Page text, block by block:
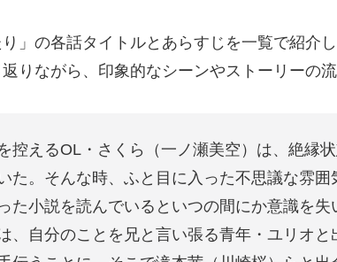
り」の各話タイトルとあらすじを一覧で紹介
りながら、印象的なシーンやストーリーの
控えるOL・さくら（一ノ瀬美空）は、絶縁
た。そんな時、ふと目に入った不思議な雰
た小説を読んでいるといつの間にか意識を
、自分のことを兄と言い張る青年・ユリオ